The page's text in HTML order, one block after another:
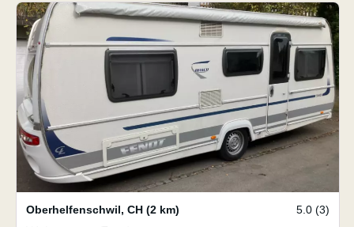
Oberhelfenschwil, CH (2 km) 5.0 (3)